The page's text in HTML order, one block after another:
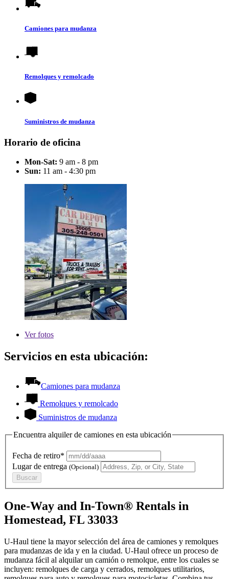
Camiones para mudanza
Remolques y remolcado
Suministros de mudanza
Horario de oficina
Mon-Sat: 9 am - 8 pm
Sun: 11 am - 4:30 pm
Verfotos
Servicios en esta ubicación:
Camiones para mudanza
Remolques y remolcado
Suministros de mudanza
Encuentra alquiler de camiones en esta ubicación
Fecha de retiro*
Lugar de entrega (Opcional)
Buscar
One-Way and In-Town® Rentals in
Homestead, FL 33033
U-Haul tiene la mayor selección del área de camiones y remolques
para mudanzas de ida y en la ciudad. U-Haul ofrece un proceso de
mudanza fácil al alquilar un camión o remolque, entre los cuales se
incluyen: remolques de carga y cerrados, remolques utilitarios,